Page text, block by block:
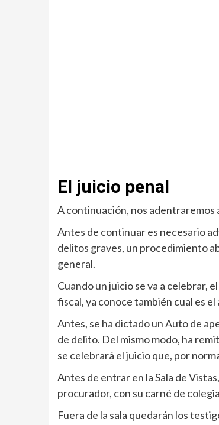
El juicio penal
A continuación, nos adentraremos
Antes de continuar es necesario
delitos graves, un procedimiento
general.
Cuando un juicio se va a celebrar,
fiscal, ya conoce también cual es
Antes, se ha dictado un Auto de
de delito. Del mismo modo, ha
se celebrará el juicio que, por
Antes de entrar en la Sala de
procurador, con su carné de
Fuera de la sala quedarán los